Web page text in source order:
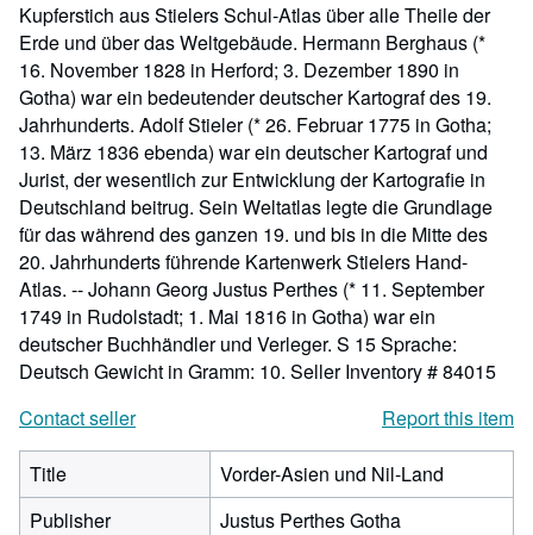
Kupferstich aus Stielers Schul-Atlas über alle Theile der
Erde und über das Weltgebäude. Hermann Berghaus (*
16. November 1828 in Herford; 3. Dezember 1890 in
Gotha) war ein bedeutender deutscher Kartograf des 19.
Jahrhunderts. Adolf Stieler (* 26. Februar 1775 in Gotha;
13. März 1836 ebenda) war ein deutscher Kartograf und
Jurist, der wesentlich zur Entwicklung der Kartografie in
Deutschland beitrug. Sein Weltatlas legte die Grundlage
für das während des ganzen 19. und bis in die Mitte des
20. Jahrhunderts führende Kartenwerk Stielers Hand-
Atlas. -- Johann Georg Justus Perthes (* 11. September
1749 in Rudolstadt; 1. Mai 1816 in Gotha) war ein
deutscher Buchhändler und Verleger. S 15 Sprache:
Deutsch Gewicht in Gramm: 10. Seller Inventory # 84015
Contact seller
Report this item
Title
Vorder-Asien und Nil-Land
Publisher
Justus Perthes Gotha